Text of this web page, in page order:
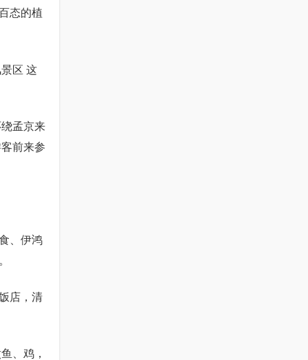
态的植
区 这
孟京来
前来参
、伊鸿
店，清
、鸡，